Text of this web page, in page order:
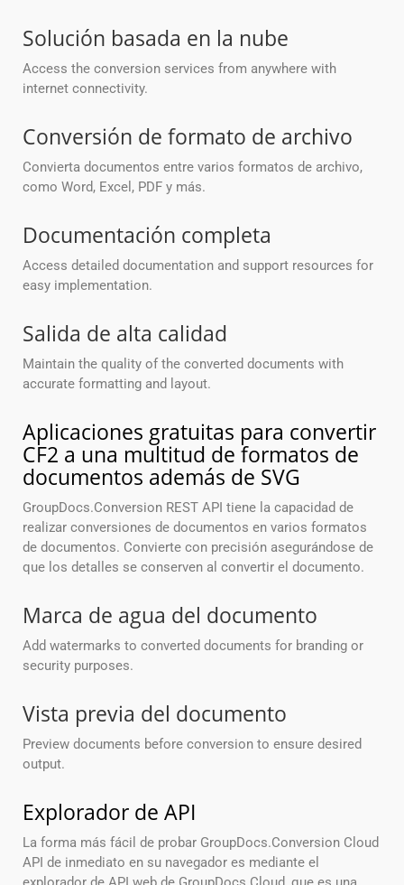
Solución basada en la nube
Access the conversion services from anywhere with
internet connectivity.
Conversión de formato de archivo
Convierta documentos entre varios formatos de archivo,
como Word, Excel, PDF y más.
Documentación completa
Access detailed documentation and support resources for
easy implementation.
Salida de alta calidad
Maintain the quality of the converted documents with
accurate formatting and layout.
Aplicaciones gratuitas para convertir
CF2 a una multitud de formatos de
documentos además de SVG
GroupDocs.Conversion REST API tiene la capacidad de
realizar conversiones de documentos en varios formatos
de documentos. Convierte con precisión asegurándose de
que los detalles se conserven al convertir el documento.
Marca de agua del documento
Add watermarks to converted documents for branding or
security purposes.
Vista previa del documento
Preview documents before conversion to ensure desired
output.
Explorador de API
La forma más fácil de probar GroupDocs.Conversion Cloud
API de inmediato en su navegador es mediante el